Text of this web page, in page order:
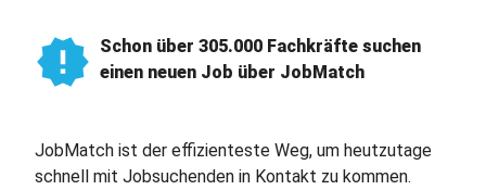
Schon über 305.000 Fachkräfte suchen
einen neuen Job über JobMatch
JobMatch ist der effizienteste Weg, um heutzutage
schnell mit Jobsuchenden in Kontakt zu kommen.